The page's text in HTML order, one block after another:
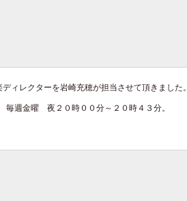
ィレクターを岩崎充穂が担当させて頂きました。
週金曜 夜２０時００分～２０時４３分。